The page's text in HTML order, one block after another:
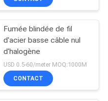
Fumée blindée de fil
d'acier basse câble nul
d'halogène
USD 0.5-60/meter MOQ:1000M
CONTACT